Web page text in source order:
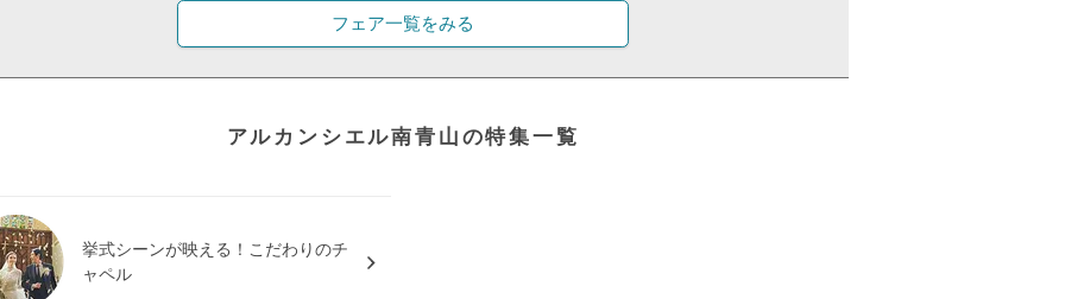
フェア一覧をみる
アルカンシエル南青山の特集一覧
挙式シーンが映える！こだわりのチ
ャペル